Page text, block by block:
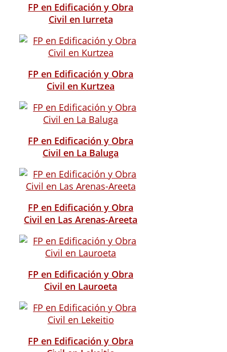
FP en Edificación y Obra
Civil en Iurreta
FP en Edificación y Obra
Civil en Kurtzea
FP en Edificación y Obra
Civil en La Baluga
FP en Edificación y Obra
Civil en Las Arenas-Areeta
FP en Edificación y Obra
Civil en Lauroeta
FP en Edificación y Obra